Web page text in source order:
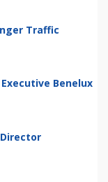
Traffic
Benelux